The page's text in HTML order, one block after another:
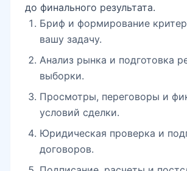
до финального результата.
Бриф и формирование
вашу задачу.
Анализ рынка и подготовка
выборки.
Просмотры, переговоры и
условий сделки.
Юридическая проверка и
договоров.